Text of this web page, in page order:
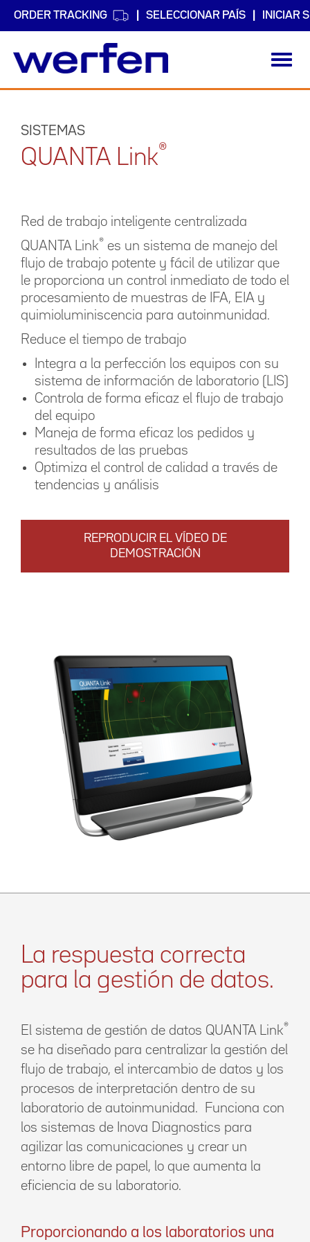
ORDER TRACKING SELECCIONAR PAÍS INICIAR
contenido
SISTEMAS
QUANTA Link®
Red de trabajo inteligente centralizada
QUANTA Link® es un sistema de manejo del
flujo de trabajo potente y fácil de utilizar que
le proporciona un control inmediato de todo el
procesamiento de muestras de IFA, EIA y
quimioluminiscencia para autoinmunidad.
Reduce el tiempo de trabajo
Integra a la perfección los equipos con su
sistema de información de laboratorio (LIS)
Controla de forma eficaz el flujo de trabajo
del equipo
Maneja de forma eficaz los pedidos y
resultados de las pruebas
Optimiza el control de calidad a través de
tendencias y análisis
REPRODUCIR EL VÍDEO DE
DEMOSTRACIÓN
La respuesta correcta
para la gestión de datos.
El sistema de gestión de datos QUANTA Link®
se ha diseñado para centralizar la gestión del
flujo de trabajo, el intercambio de datos y los
procesos de interpretación dentro de su
laboratorio de autoinmunidad. Funciona con
los sistemas de Inova Diagnostics para
agilizar las comunicaciones y crear un
entorno libre de papel, lo que aumenta la
eficiencia de su laboratorio.
Proporcionando a los laboratorios una